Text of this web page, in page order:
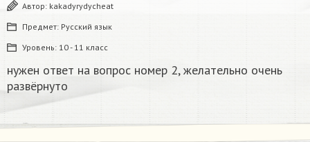
Автор: kakadyrydycheat
Предмет: Русский язык
Уровень: 10 - 11 класс
нужен ответ на вопрос номер 2, желательно очень
развёрнуто